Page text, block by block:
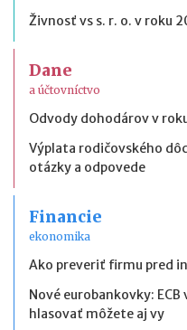
Živnosť vs s. r. o. v roku
Dane
a účtovníctvo
Odvody dohodárov v
Výplata rodičovského
otázky a odpovede
Financie
ekonomika
Ako preveriť firmu pred
Nové eurobankovky:
hlasovať môžete aj vy